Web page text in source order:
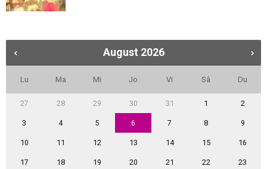
August 2026
Lu Ma Mi Jo Vi Sâ Du
27 28 29 30 31 1 2
3 4 5 6 7 8 9
10 11 12 13 14 15 16
17 18 19 20 21 22 23